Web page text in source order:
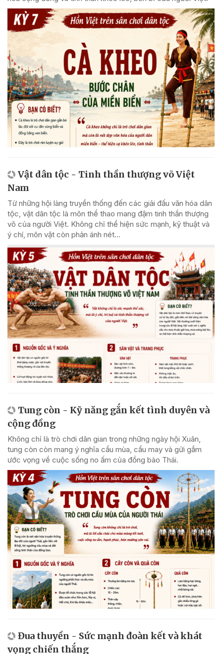
Vật dân tộc - Tinh thần thượng võ Việt
Nam
Từ những hội làng truyền thống đến các giải đấu văn hóa dân
tộc, vật dân tộc là môn thể thao mang đậm tinh thần thượng
võ của người Việt. Không chỉ thể hiện sức mạnh, kỹ thuật và
ý chí, môn vật còn phản ánh nét...
Tung còn - Kỹ năng gắn kết tình duyên và
cộng đồng
Không chỉ là trò chơi dân gian trong những ngày hội Xuân,
tung còn còn mang ý nghĩa cầu mùa, cầu may và gửi gắm
ước vọng về cuộc sống no ấm của đồng bào Thái.
Đua thuyền - Sức mạnh đoàn kết và khát
vọng chiến thắng